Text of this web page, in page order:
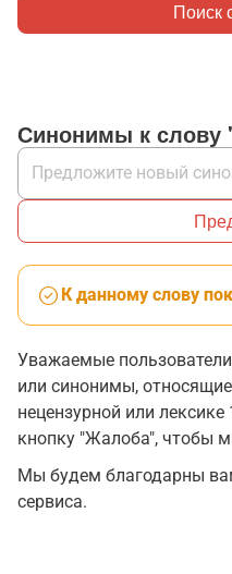
Поиск
Синонимы к слову
К данному слову
Уважаемые
или синонимы,
нецензурной или
кнопку "Жалоба", чтобы
Мы будем благодарны
сервиса.